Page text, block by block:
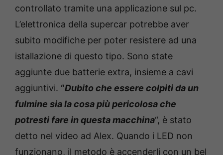
controllato tramite una applicazione sul pc.
L’elettronica della supercar potrebbe aver
subito modifiche per poter resistere ad una
istallazione di questo tipo. Sono state
aggiunte due batterie extra, insieme a cavi
aggiuntivi. “Dubito che essere colpiti da un
fulmine sia la cosa più pericolosa che
potresti fare in questa macchina“, è stato
detto nel video ad Alex. Quando i LED non
funzionano, il metodo è accenderli con un bel